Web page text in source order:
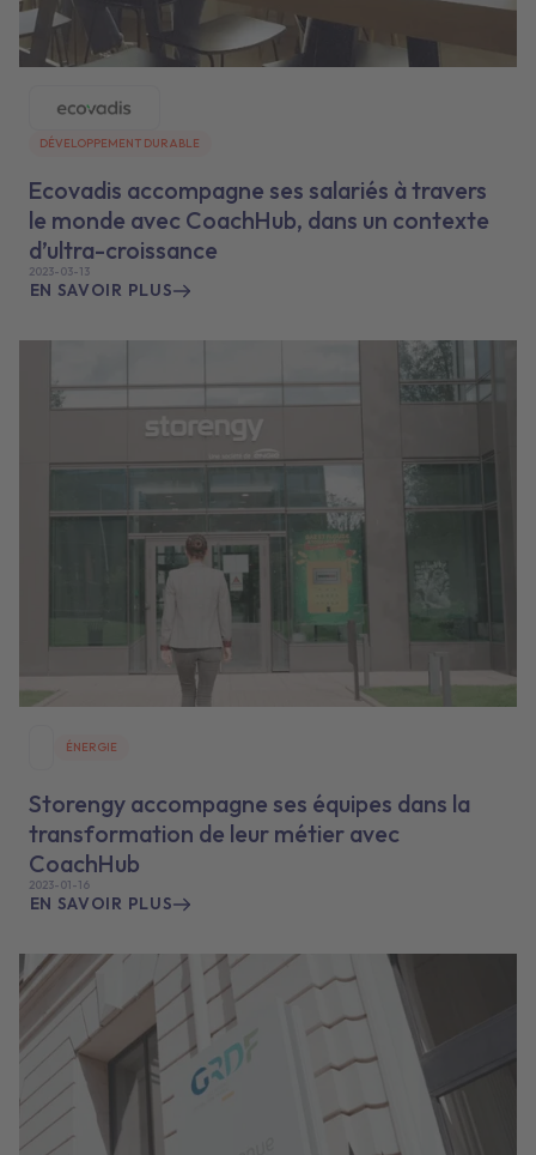
DÉVELOPPEMENT DURABLE
Ecovadis accompagne ses salariés à travers
le monde avec CoachHub, dans un contexte
d’ultra-croissance
2023-03-13
EN SAVOIR PLUS
ÉNERGIE
Storengy accompagne ses équipes dans la
transformation de leur métier avec
CoachHub
2023-01-16
EN SAVOIR PLUS